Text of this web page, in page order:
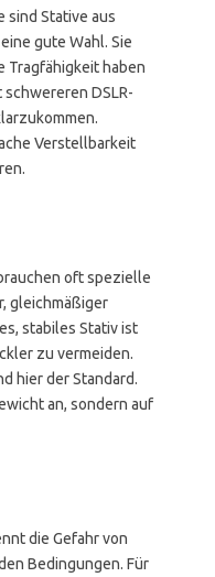
sind Stative aus
gute Wahl. Sie
Tragfähigkeit haben
DSLR-
Verstellbarkeit
oft spezielle
gleichmäßiger
stabiles Stativ ist
zu vermeiden.
hier der Standard.
an, sondern auf
die Gefahr von
Bedingungen. Für